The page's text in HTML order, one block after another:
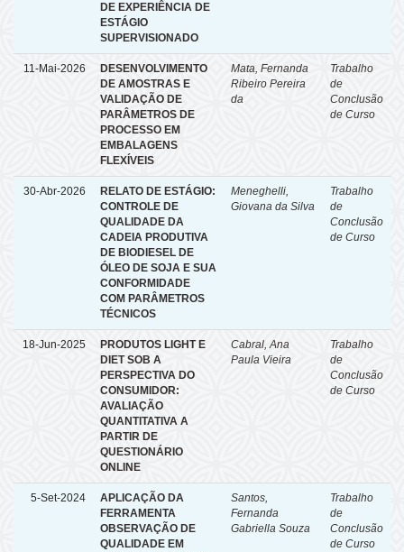
DE EXPERIÊNCIA DE
ESTÁGIO
SUPERVISIONADO
11-Mai-2026
DESENVOLVIMENTO
DE AMOSTRAS E
VALIDAÇÃO DE
PARÂMETROS DE
PROCESSO EM
EMBALAGENS
FLEXÍVEIS
Mata, Fernanda
Ribeiro Pereira
da
Trabalho
de
Conclusão
de Curso
30-Abr-2026
RELATO DE ESTÁGIO:
CONTROLE DE
QUALIDADE DA
CADEIA PRODUTIVA
DE BIODIESEL DE
ÓLEO DE SOJA E SUA
CONFORMIDADE
COM PARÂMETROS
TÉCNICOS
Meneghelli,
Giovana da Silva
Trabalho
de
Conclusão
de Curso
18-Jun-2025
PRODUTOS LIGHT E
DIET SOB A
PERSPECTIVA DO
CONSUMIDOR:
AVALIAÇÃO
QUANTITATIVA A
PARTIR DE
QUESTIONÁRIO
ONLINE
Cabral, Ana
Paula Vieira
Trabalho
de
Conclusão
de Curso
5-Set-2024
APLICAÇÃO DA
FERRAMENTA
OBSERVAÇÃO DE
QUALIDADE EM
Santos,
Fernanda
Gabriella Souza
Trabalho
de
Conclusão
de Curso